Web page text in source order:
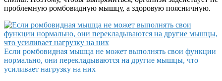
проблемную ромбовидную мышцу, а здоровую поясничную.
Если ромбовидная мышца не может выполнять свои функции
нормально, они перекладываются на другие мышцы, что
усиливает нагрузку на них